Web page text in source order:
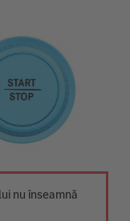
nu înseamnă